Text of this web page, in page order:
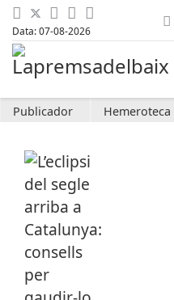
Data: 07-08-2026
Publicador Hemeroteca